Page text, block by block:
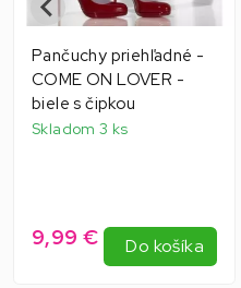
Pančuchy priehľadné -
COME ON LOVER -
biele s čipkou
Skladom 3 ks
9,99 € Do košíka